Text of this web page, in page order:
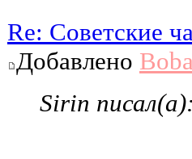
Re: Советские
Добавлено
Sirin